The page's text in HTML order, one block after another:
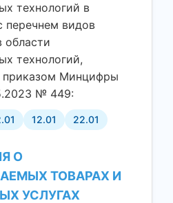
технологий в
перечнем видов
области
технологий,
Минцифры
№ 449:
12.01 22.01
О
ТОВАРАХ И
УСЛУГАХ